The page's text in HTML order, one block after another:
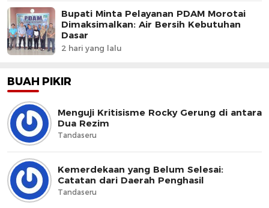
Bupati Minta Pelayanan PDAM Morotai
Dimaksimalkan: Air Bersih Kebutuhan
Dasar
2 hari yang lalu
BUAH PIKIR
Menguji Kritisisme Rocky Gerung di antara
Dua Rezim
Tandaseru
Kemerdekaan yang Belum Selesai:
Catatan dari Daerah Penghasil
Tandaseru